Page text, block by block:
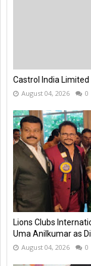
Castrol India
August 04, 2026 0
Lions Clubs
Uma Anilkumar as
August 04, 2026 0